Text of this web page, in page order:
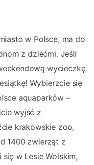
w Polsce, ma do
z dziećmi. Jeśli
wycieczkę
Wybierzcie się
aquaparków –
wyjść z
krakowskie zoo,
1400 zwierząt z
w Lesie Wolskim,